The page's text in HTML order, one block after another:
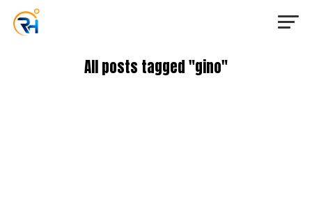
All posts tagged "gino"